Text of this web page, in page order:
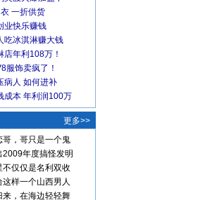
一折供货
业快乐赚钱
吃冰淇淋赚大钱
店年利108万！
服饰卖疯了！
病人 如何进补
成本 年利润100万
更多>>
哥，哥只是一个鬼
2009年度搞怪发明
不仅仅是名利双收
这样一个山西男人
来，在海边轻轻舞